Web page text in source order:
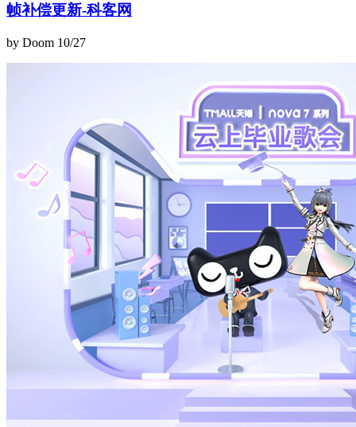
帧补偿更新-科客网
by Doom 10/27